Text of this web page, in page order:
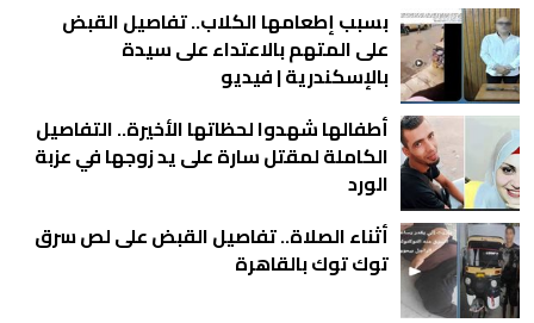
بسبب إطعامها الكلاب.. تفاصيل القبض
على المتهم بالاعتداء على سيدة
بالإسكندرية | فيديو
أطفالها شهدوا لحظاتها الأخيرة.. التفاصيل
الكاملة لمقتل سارة على يد زوجها في عزبة
الورد
أثناء الصلاة.. تفاصيل القبض على لص سرق
توك توك بالقاهرة